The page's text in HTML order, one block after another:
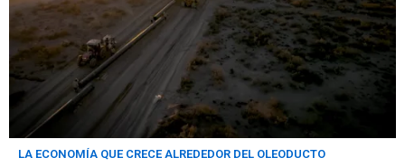
LA ECONOMÍA QUE CRECE ALREDEDOR DEL OLEODUCTO